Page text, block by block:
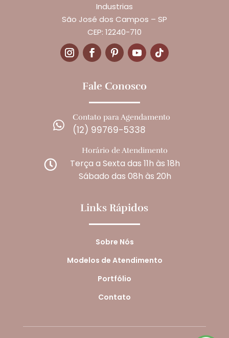
Industrias
São José dos Campos – SP
CEP: 12240-710
Fale Conosco

Contato para Agendamento
(12) 99769-5338

Horário de Atendimento
Terça a Sexta das 11h às 18h
Sábado das 08h às 20h
Links Rápidos
Sobre Nós
Modelos de Atendimento
Portfólio
Contato